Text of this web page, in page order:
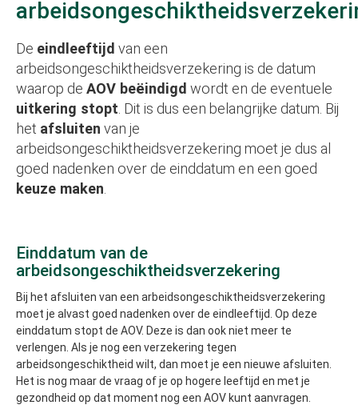
De eindleeftijd van een
arbeidsongeschiktheidsverzekering is de datum
waarop de AOV beëindigd wordt en de eventuele
uitkering stopt . Dit is dus een belangrijke datum. Bij
het afsluiten van je
arbeidsongeschiktheidsverzekering moet je dus al
goed nadenken over de einddatum en een goed
keuze maken
Einddatum van de
arbeidsongeschiktheidsverzekering
Bij het afsluiten van een arbeidsongeschiktheidsverzekering
moet je alvast goed nadenken over de eindleeftijd. Op deze
einddatum stopt de AOV. Deze is dan ook niet meer te
verlengen. Als je nog een verzekering tegen
arbeidsongeschiktheid wilt, dan moet je een nieuwe afsluiten.
Het is nog maar de vraag of je op hogere leeftijd en met je
gezondheid op dat moment nog een AOV kunt aanvragen.